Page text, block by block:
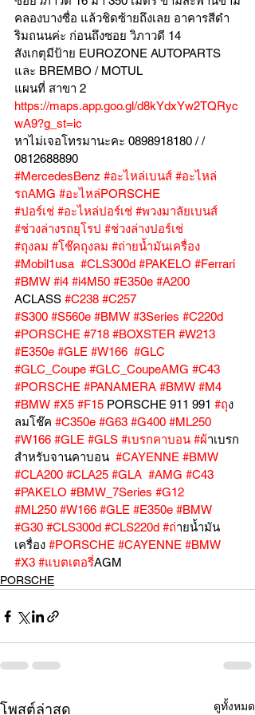
คลองบางซื่อ แล้วชิดซ้ายถึงเลย อาคารสีดำ
ริมถนนค่ะ ก่อนถึงซอย วิภาวดี 14
สังเกตุมีป้าย EUROZONE AUTOPARTS
และ BREMBO / MOTUL
แผนที่ สาขา 2
https://maps.app.goo.gl/d8kYdxYw2TQRyc
wA9?g_st=ic
หาไม่เจอโทรมานะคะ 0898918180 / /
0812688890
#MercedesBenz #อะไหล่เบนส์ #อะไหล่
รถAMG #อะไหล่PORSCHE
#ปอร์เช่ #อะไหล่ปอร์เช่ #พวงมาลัยเบนส์
#ช่วงล่างรถยุโรป #ช่วงล่างปอร์เช่
#ถุงลม #โช๊คถุงลม #ถ่ายน้ำมันเครื่อง
#Mobil1usa #CLS300d #PAKELO #Ferrari
#BMW #i4 #i4M50 #E350e #A200
ACLASS #C238 #C257
#S300 #S560e #BMW #3Series #C220d
#PORSCHE #718 #BOXSTER #W213
#E350e #GLE #W166 #GLC
#GLC_Coupe #GLC_CoupeAMG #C43
#PORSCHE #PANAMERA #BMW #M4
#BMW #X5 #F15 PORSCHE 911 991 #ถุง
ลมโช๊ค #C350e #G63 #G400 #ML250
#W166 #GLE #GLS #เบรกคาบอน #ผ้าเบรก
สำหรับจานคาบอน #CAYENNE #BMW
#CLA200 #CLA25 #GLA #AMG #C43
#PAKELO #BMW_7Series #G12
#ML250 #W166 #GLE #E350e #BMW
#G30 #CLS300d #CLS220d #ถ่ายน้ำมัน
เครื่อง #PORSCHE #CAYENNE #BMW
#X3 #แบตเตอรี่AGM
PORSCHE
โพสต์ล่าสุด ดูทั้งหมด